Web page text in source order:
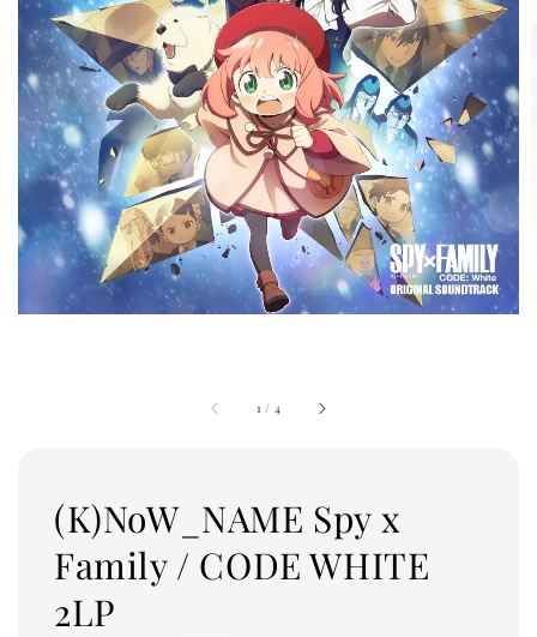
1 / 4
(K)NoW_NAME Spy x
Family / CODE WHITE
2LP